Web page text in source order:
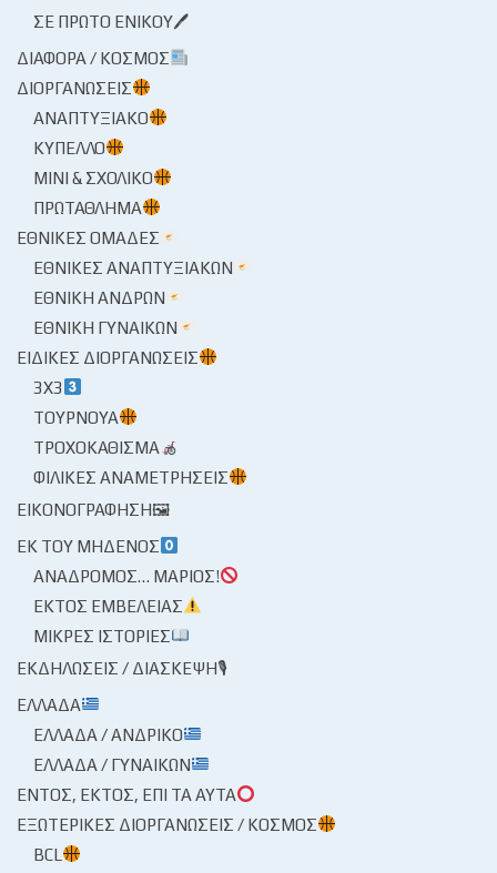
ΣΕ ΠΡΏΤΟ ΕΝΙΚΟΎ🖊
ΔΙΆΦΟΡΑ / ΚΌΣΜΟΣ
ΔΙΟΡΓΑΝΏΣΕΙΣ
ΑΝΑΠΤΥΞΙΑΚΌ
ΚΎΠΕΛΛΟ
ΜΊΝΙ & ΣΧΟΛΙΚΌ
ΠΡΩΤΆΘΛΗΜΑ
ΕΘΝΙΚΈΣ ΟΜΆΔΕΣ
ΕΘΝΙΚΈΣ ΑΝΑΠΤΥΞΙΑΚΏΝ
ΕΘΝΙΚΉ ΑΝΔΡΏΝ
ΕΘΝΙΚΉ ΓΥΝΑΙΚΏΝ
ΕΙΔΙΚΈΣ ΔΙΟΡΓΑΝΏΣΕΙΣ
3X3
ΤΟΥΡΝΟΥΆ
ΤΡΟΧΟΚΆΘΙΣΜΑ
ΦΙΛΙΚΈΣ ΑΝΑΜΕΤΡΉΣΕΙΣ
ΕΙΚΟΝΟΓΡΆΦΗΣΗ🖼
ΕΚ ΤΟΥ ΜΗΔΕΝΌΣ
ΑΝΆΔΡΟΜΟΣ… ΜΆΡΙΟΣ!
ΕΚΤΌΣ ΕΜΒΈΛΕΙΑΣ
ΜΙΚΡΈΣ ΙΣΤΟΡΊΕΣ
ΕΚΔΗΛΏΣΕΙΣ / ΔΙΆΣΚΕΨΗ🎙
ΕΛΛΆΔΑ
ΕΛΛΆΔΑ / ΑΝΔΡΙΚΌ
ΕΛΛΆΔΑ / ΓΥΝΑΙΚΏΝ
ΕΝΤΌΣ, ΕΚΤΌΣ, ΕΠΊ ΤΑ ΑΥΤΆ
ΕΞΩΤΕΡΙΚΈΣ ΔΙΟΡΓΑΝΏΣΕΙΣ / ΚΌΣΜΟΣ
BCL